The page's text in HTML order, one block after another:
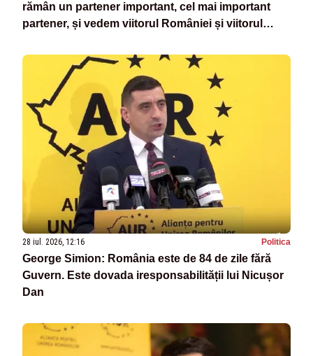
rămân un partener important, cel mai important
partener, și vedem viitorul României și viitorul
28 iul. 2026, 12:16 Politica
George Simion: România este de 84 de zile fără
Guvern. Este dovada iresponsabilității lui Nicușor
Dan